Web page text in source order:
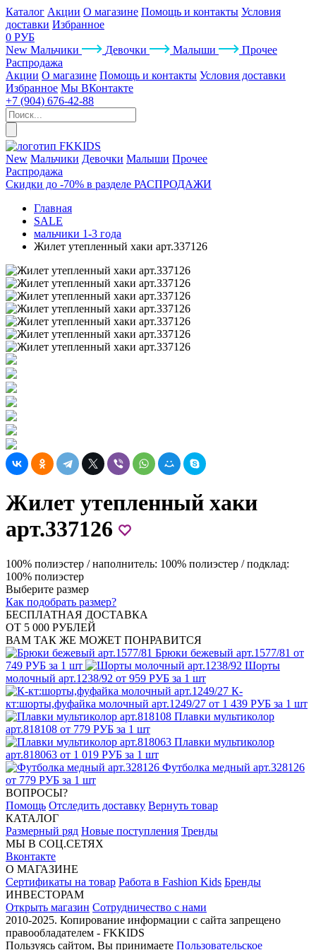
Каталог Акции О магазине Помощь и контакты Условия
доставки Избранное
0 РУБ
New Мальчики Девочки Малыши
Прочее
Распродажа
Акции О магазине Помощь и контакты Условия доставки
Избранное Мы ВКонтакте
+7 (904) 676-42-88
New Мальчики Девочки Малыши Прочее
Распродажа
Скидки до -70% в разделе РАСПРОДАЖИ
Главная
SALE
мальчики 1-3 года
Жилет утепленный хаки арт.337126
Жилет утепленный хаки
арт.337126
100% полиэстер / наполнитель: 100% полиэстер / подклад:
100% полиэстер
Выберите размер
Как подобрать размер?
БЕСПЛАТНАЯ ДОСТАВКА
ОТ 5 000 РУБЛЕЙ
ВАМ ТАК ЖЕ МОЖЕТ ПОНРАВИТСЯ
Брюки бежевый арт.1577/81 от
749 РУБ за 1 шт
Шорты
молочный арт.1238/92 от 959 РУБ за 1 шт
К-
кт:шорты,фуфайка молочный арт.1249/27 от 1 439 РУБ за 1 шт
Плавки мультиколор
арт.818108 от 779 РУБ за 1 шт
Плавки мультиколор
арт.818063 от 1 019 РУБ за 1 шт
Футболка медный арт.328126
от 779 РУБ за 1 шт
ВОПРОСЫ?
Помощь Отследить доставку Вернуть товар
КАТАЛОГ
Размерный ряд Новые поступления Тренды
МЫ В СОЦ.СЕТЯХ
Вконтакте
О МАГАЗИНЕ
Сертификаты на товар Работа в Fashion Kids Бренды
ИНВЕСТОРАМ
Открыть магазин Сотрудничество с нами
2010-2025. Копирование информации с сайта запрещено
правообладателем - FKKIDS
Пользуясь сайтом, Вы принимаете Пользовательское